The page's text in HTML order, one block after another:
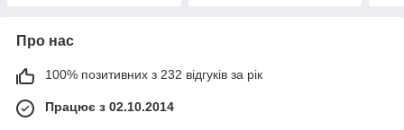
Про нас
100% позитивних з 232 відгуків за рік
Працює з 02.10.2014